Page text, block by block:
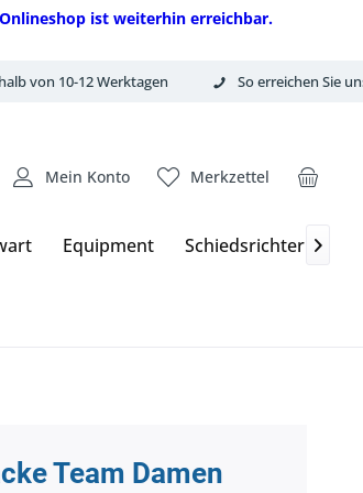
ist weiterhin erreichbar.
von 10-12 Werktagen So erreichen Sie
Merkzettel
Mein Konto
Equipment Schiedsrichter 
Team Damen